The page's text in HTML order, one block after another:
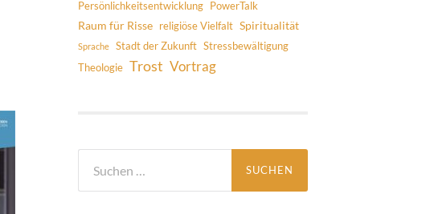
Persönlichkeitsentwicklung PowerTalk
Raum für Risse religiöse Vielfalt Spiritualität
Sprache Stadt der Zukunft Stressbewältigung
Theologie Trost Vortrag
nach: